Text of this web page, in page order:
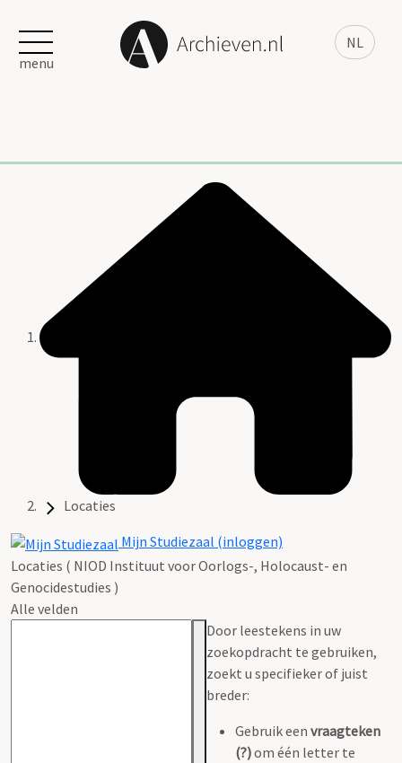
NL
menu
Locaties
Mijn Studiezaal (inloggen)
Locaties ( NIOD Instituut voor Oorlogs-, Holocaust- en
Genocidestudies )
Alle velden
Door leestekens in uw
zoekopdracht te gebruiken,
zoekt u specifieker of juist
breder:
Gebruik een vraagteken
(?)om één letter te